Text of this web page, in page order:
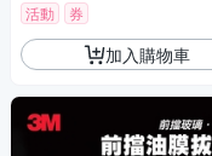
活動 券
加入購物車